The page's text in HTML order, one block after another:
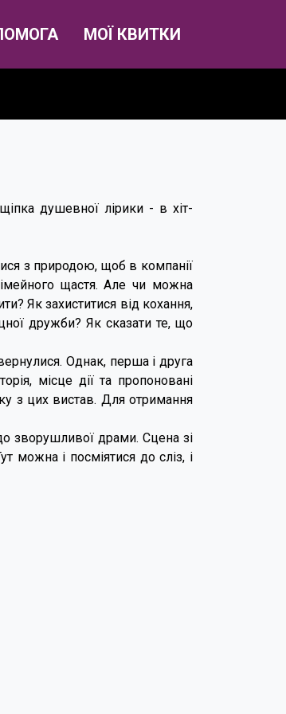
МОЇ КВИТКИ
душевної лірики - в хіт-
з природою, щоб в компанії
щастя. Але чи можна
Як захиститися від кохання,
дружби? Як сказати те, що
Однак, перша і друга
місце дії та пропоновані
з цих вистав. Для отримання
зворушливої драми. Сцена зі
можна і посміятися до сліз, і